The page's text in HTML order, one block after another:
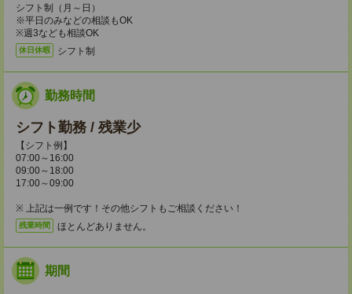
シフト制（月～日）
※平日のみなどの相談もOK
※週3なども相談OK
休日休暇 シフト制
勤務時間
シフト勤務 / 残業少
【シフト例】
07:00～16:00
09:00～18:00
17:00～09:00
※ 上記は一例です！その他シフトもご相談ください！
残業時間 ほとんどありません。
期間